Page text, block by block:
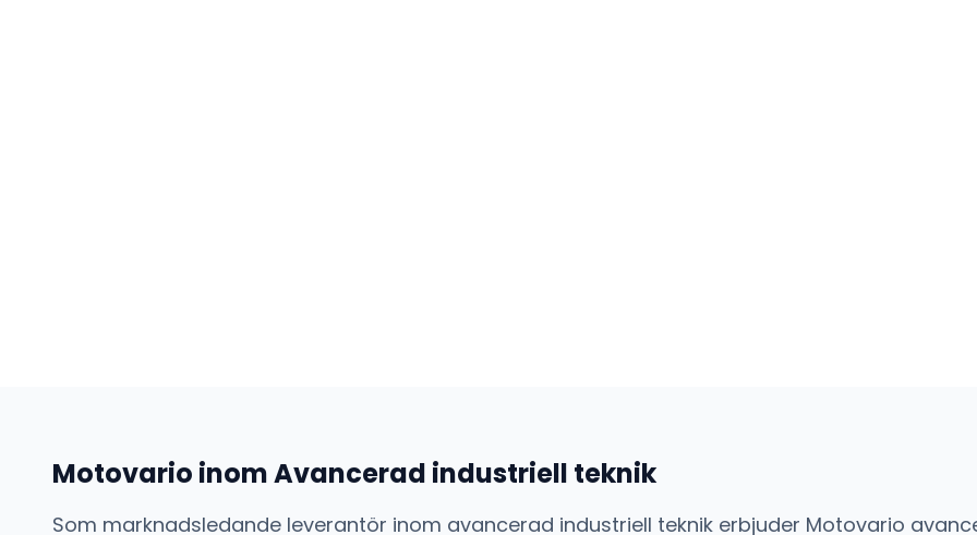
Motovario inomAvancerad industriell teknik
Som marknadsledande leverantör inom avancerad industriell teknik erbjuder Motovario